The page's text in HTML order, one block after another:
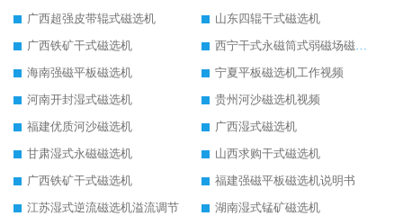
广西超强皮带辊式磁选机
山东四辊干式磁选机
广西铁矿干式磁选机
西宁干式永磁筒式弱磁场磁选机结构图
海南强磁平板磁选机
宁夏平板磁选机工作视频
河南开封湿式磁选机
贵州河沙磁选机视频
福建优质河沙磁选机
广西湿式磁选机
甘肃湿式永磁磁选机
山西求购干式磁选机
广西铁矿干式磁选机
福建强磁平板磁选机说明书
江苏湿式逆流磁选机溢流调节
湖南湿式锰矿磁选机